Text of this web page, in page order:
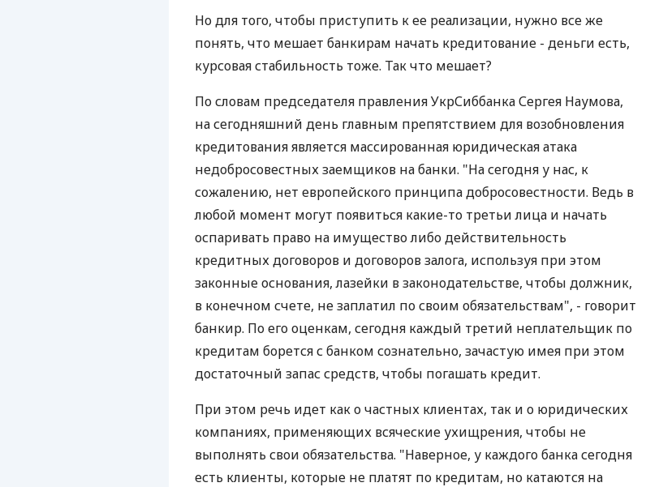
Но для того, чтобы приступить к ее реализации, нужно все же
понять, что мешает банкирам начать кредитование - деньги есть,
курсовая стабильность тоже. Так что мешает?
По словам председателя правления УкрСиббанка Сергея Наумова,
на сегодняшний день главным препятствием для возобновления
кредитования является массированная юридическая атака
недобросовестных заемщиков на банки. "На сегодня у нас, к
сожалению, нет европейского принципа добросовестности. Ведь в
любой момент могут появиться какие-то третьи лица и начать
оспаривать право на имущество либо действительность
кредитных договоров и договоров залога, используя при этом
законные основания, лазейки в законодательстве, чтобы должник,
в конечном счете, не заплатил по своим обязательствам", - говорит
банкир. По его оценкам, сегодня каждый третий неплательщик по
кредитам борется с банком сознательно, зачастую имея при этом
достаточный запас средств, чтобы погашать кредит.
При этом речь идет как о частных клиентах, так и о юридических
компаниях, применяющих всяческие ухищрения, чтобы не
выполнять свои обязательства. "Наверное, у каждого банка сегодня
есть клиенты, которые не платят по кредитам, но катаются на